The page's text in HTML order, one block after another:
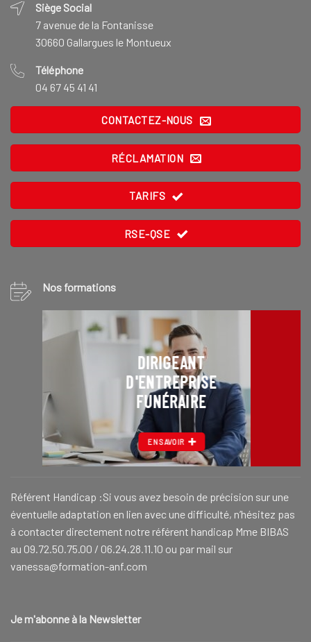
Siège Social
7 avenue de la Fontanisse
30660 Gallargues le Montueux
Téléphone
04 67 45 41 41
CONTACTEZ-NOUS
RÉCLAMATION
TARIFS
RSE-QSE
Nos formations
DIRIGEANT
D'ENTREPRISE
FUNÉRAIRE
EN SAVOIR
Référent Handicap :Si vous avez besoin de précision sur une
éventuelle adaptation en lien avec une difficulté, n’hésitez pas
à contacter directement notre référent handicap Mme BIBAS
au 09.72.50.75.00 / 06.24.28.11.10 ou par mail sur
vanessa@formation-anf.com
Je m'abonne à la Newsletter